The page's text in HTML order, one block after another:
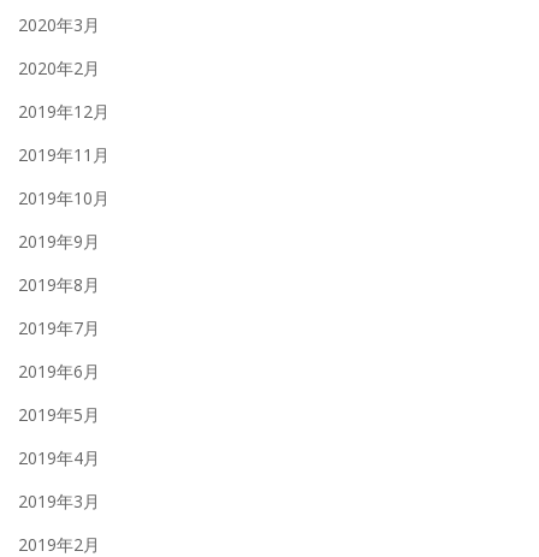
2020年3月
2020年2月
2019年12月
2019年11月
2019年10月
2019年9月
2019年8月
2019年7月
2019年6月
2019年5月
2019年4月
2019年3月
2019年2月